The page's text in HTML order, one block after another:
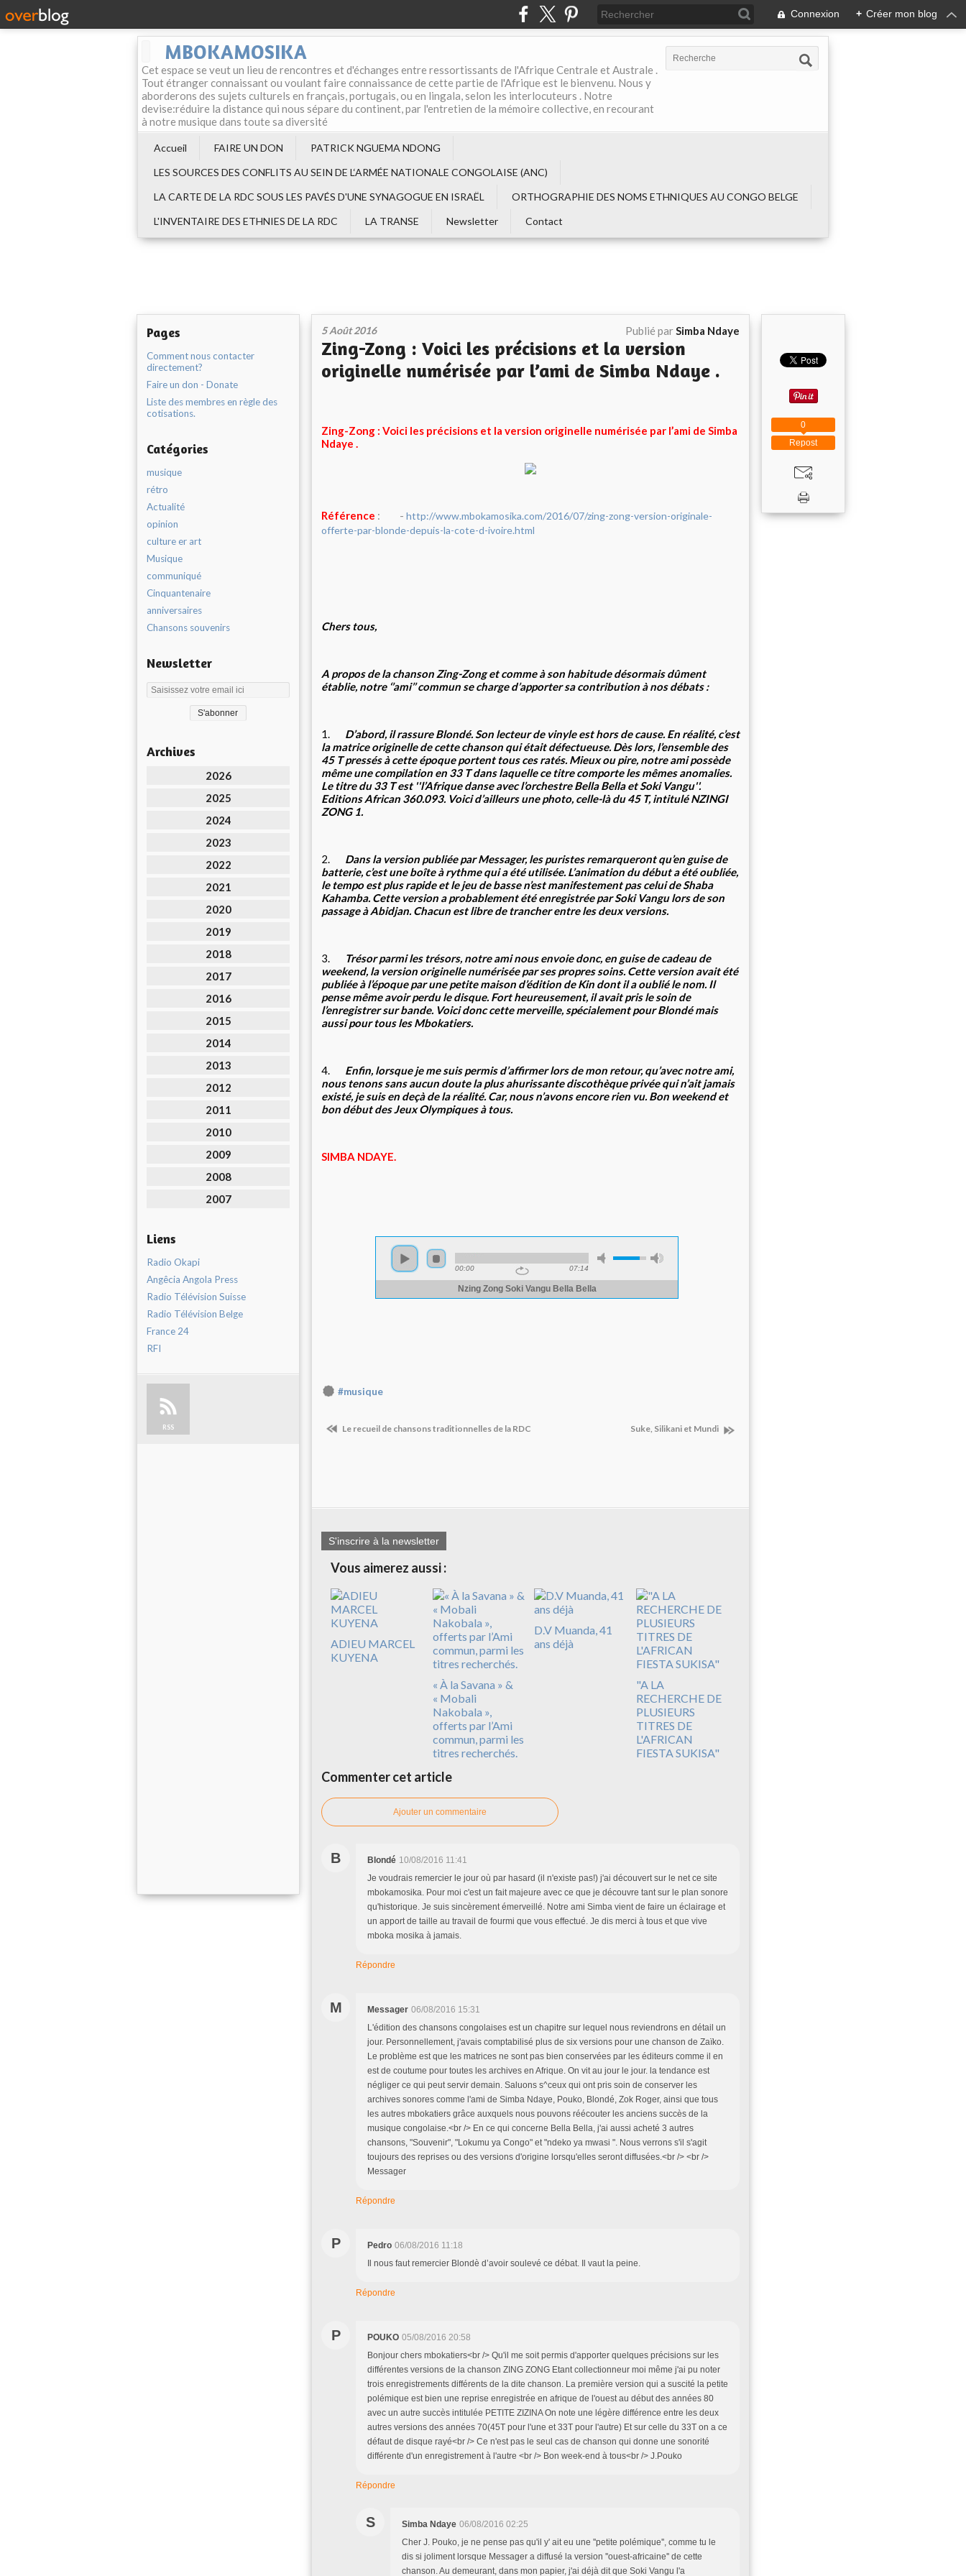
Connexion + Créer mon blog
MBOKAMOSIKA
Cet espace se veut un lieu de rencontres et d'échanges entre ressortissants de l'Afrique Centrale et Australe .
Tout étranger connaissant ou voulant faire connaissance de cette partie de l'Afrique est le bienvenu. Nous y
aborderons des sujets culturels en français, portugais, ou en lingala, selon les interlocuteurs . Notre
devise:réduire la distance qui nous sépare du continent, par l'entretien de la mémoire collective, en recourant
à notre musique dans toute sa diversité
Accueil FAIRE UN DON
PATRICK NGUEMA NDONG
LES SOURCES DES CONFLITS AU SEIN DE L‘ARMÉE NATIONALE CONGOLAISE (ANC)
LA CARTE DE LA RDC SOUS LES PAVÉS D'UNE SYNAGOGUE EN ISRAËL
ORTHOGRAPHIE DES NOMS ETHNIQUES AU CONGO BELGE
L'INVENTAIRE DES ETHNIES DE LA RDC
LA TRANSE Newsletter Contact
Pages
Comment nous contacter
directement?
Faire un don - Donate
Liste des membres en règle des
cotisations.
Catégories
musique
rétro
Actualité
opinion
culture er art
Musique
communiqué
Cinquantenaire
anniversaires
Chansons souvenirs
Newsletter
Archives
2026
2025
2024
2023
2022
2021
2020
2019
2018
2017
2016
2015
2014
2013
2012
2011
2010
2009
2008
2007
Liens
Radio Okapi
Angêcia Angola Press
Radio Télévision Suisse
Radio Télévision Belge
France 24
RFI
RSS
5 Août 2016 Publié parSimba Ndaye
Zing-Zong : Voici les précisions et la version
originelle numérisée par l’ami de Simba Ndaye .
Zing-Zong : Voici les précisions et la version originelle numérisée par l’ami de Simba
Ndaye .
Référence : - http://www.mbokamosika.com/2016/07/zing-zong-version-originale-
offerte-par-blonde-depuis-la-cote-d-ivoire.html
Chers tous,
A propos de la chanson Zing-Zong et comme à son habitude désormais dûment
établie, notre ‘’ami’’ commun se charge d’apporter sa contribution à nos débats :
1.
D’abord, il rassure Blondé. Son lecteur de vinyle est hors de cause. En réalité, c’est
la matrice originelle de cette chanson qui était défectueuse. Dès lors, l’ensemble des
45 T pressés à cette époque portent tous ces ratés. Mieux ou pire, notre ami possède
même une compilation en 33 T dans laquelle ce titre comporte les mêmes anomalies.
Le titre du 33 T est ''l’Afrique danse avec l’orchestre Bella Bella et Soki Vangu''.
Editions African 360.093. Voici d’ailleurs une photo, celle-là du 45 T, intitulé NZINGI
ZONG 1.
2.
Dans la version publiée par Messager, les puristes remarqueront qu’en guise de
batterie, c’est une boîte à rythme qui a été utilisée. L’animation du début a été oubliée,
le tempo est plus rapide et le jeu de basse n’est manifestement pas celui de Shaba
Kahamba. Cette version a probablement été enregistrée par Soki Vangu lors de son
passage à Abidjan. Chacun est libre de trancher entre les deux versions.
3.
Trésor parmi les trésors, notre ami nous envoie donc, en guise de cadeau de
weekend, la version originelle numérisée par ses propres soins. Cette version avait été
publiée à l’époque par une petite maison d’édition de Kin dont il a oublié le nom. Il
pense même avoir perdu le disque. Fort heureusement, il avait pris le soin de
l’enregistrer sur bande. Voici donc cette merveille, spécialement pour Blondé mais
aussi pour tous les Mbokatiers.
4.
Enfin, lorsque je me suis permis d’affirmer lors de mon retour, qu’avec notre ami,
nous tenons sans aucun doute la plus ahurissante discothèque privée qui n’ait jamais
existé, je suis en deçà de la réalité. Car, nous n’avons encore rien vu. Bon weekend et
bon début des Jeux Olympiques à tous.
SIMBA NDAYE.
#musique
Le recueil de chansons traditionnelles de la RDC Suke, Silikani et Mundi
S'inscrire à la newsletter
Vous aimerez aussi :
ADIEU MARCEL
KUYENA
« À la Savana » &
« Mobali
Nakobala »,
offerts par l’Ami
commun, parmi les
titres recherchés.
D.V Muanda, 41
ans déjà
"A LA
RECHERCHE DE
PLUSIEURS
TITRES DE
L'AFRICAN
FIESTA SUKISA"
Commenter cet article
Ajouter un commentaire
B Blondé 10/08/2016 11:41
Je voudrais remercier le jour où par hasard (il n'existe pas!) j'ai découvert sur le net ce site
mbokamosika. Pour moi c'est un fait majeure avec ce que je découvre tant sur le plan sonore
qu'historique. Je suis sincèrement émerveillé. Notre ami Simba vient de faire un éclairage et
un apport de taille au travail de fourmi que vous effectué. Je dis merci à tous et que vive
mboka mosika à jamais.
Répondre
M Messager 06/08/2016 15:31
L'édition des chansons congolaises est un chapitre sur lequel nous reviendrons en détail un
jour. Personnellement, j'avais comptabilisé plus de six versions pour une chanson de Zaïko.
Le problème est que les matrices ne sont pas bien conservées par les éditeurs comme il en
est de coutume pour toutes les archives en Afrique. On vit au jour le jour. la tendance est
négliger ce qui peut servir demain. Saluons s^ceux qui ont pris soin de conserver les
archives sonores comme l'ami de Simba Ndaye, Pouko, Blondé, Zok Roger, ainsi que tous
les autres mbokatiers grâce auxquels nous pouvons réécouter les anciens succès de la
musique congolaise.<br /> En ce qui concerne Bella Bella, j'ai aussi acheté 3 autres
chansons, "Souvenir", "Lokumu ya Congo" et "ndeko ya mwasi ". Nous verrons s'il s'agit
toujours des reprises ou des versions d'origine lorsqu'elles seront diffusées.<br /> <br />
Messager
Répondre
P Pedro 06/08/2016 11:18
Il nous faut remercier Blondè d’avoir soulevé ce débat. Il vaut la peine.
Répondre
P POUKO 05/08/2016 20:58
Bonjour chers mbokatiers<br /> Qu'il me soit permis d'apporter quelques précisions sur les
différentes versions de la chanson ZING ZONG Etant collectionneur moi même j'ai pu noter
trois enregistrements différents de la dite chanson. La première version qui a suscité la petite
polémique est bien une reprise enregistrée en afrique de l'ouest au début des années 80
avec un autre succès intitulée PETITE ZIZINA On note une légère différence entre les deux
autres versions des années 70(45T pour l'une et 33T pour l'autre) Et sur celle du 33T on a ce
défaut de disque rayé<br /> Ce n'est pas le seul cas de chanson qui donne une sonorité
différente d'un enregistrement à l'autre <br /> Bon week-end à tous<br /> J.Pouko
Répondre
S Simba Ndaye 06/08/2016 02:25
Cher J. Pouko, je ne pense pas qu'il y' ait eu une ''petite polémique'', comme tu le
dis si joliment lorsque Messager a diffusé la version ''ouest-africaine'' de cette
chanson. Au demeurant, dans mon papier, j'ai déjà dit que Soki Vangu l'a
Repost
0